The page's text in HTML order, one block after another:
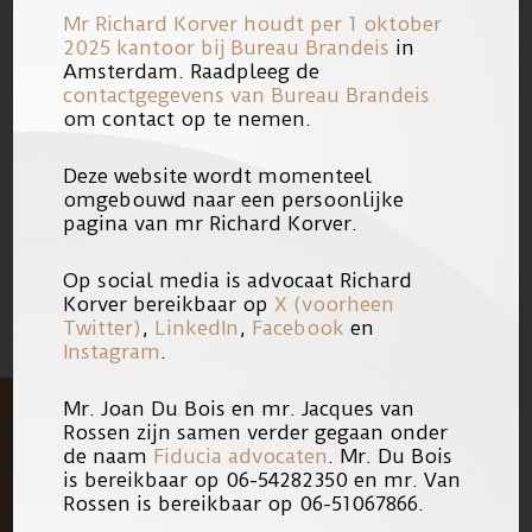
kantoor ervoor dergelijke uitspraken
op onze website te publiceren zodat
alle rechtzoekende kennis kunnen
nemen van de overwegingen van de
24/05/2011 Link
Mr Richard Korver houdt per 1 oktober
2025 kantoor bij Bureau Brandeis in
Amsterdam. Raadpleeg de
contactgegevens van Bureau Brandeis
om contact op te nemen.
Deze website wordt momenteel
omgebouwd naar een persoonlijke
pagina van mr Richard Korver.
Op social media is advocaat Richard
Korver bereikbaar op X (voorheen
Twitter) , LinkedIn , Facebook en
Instagram .
Mr. Joan Du Bois en mr. Jacques van
Rossen zijn samen verder gegaan onder
de naam Fiducia advocaten . Mr. Du Bois
is bereikbaar op 06-54282350 en mr. Van
Rossen is bereikbaar op 06-51067866.